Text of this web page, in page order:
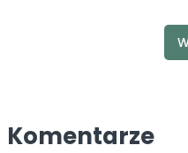
Komentarze